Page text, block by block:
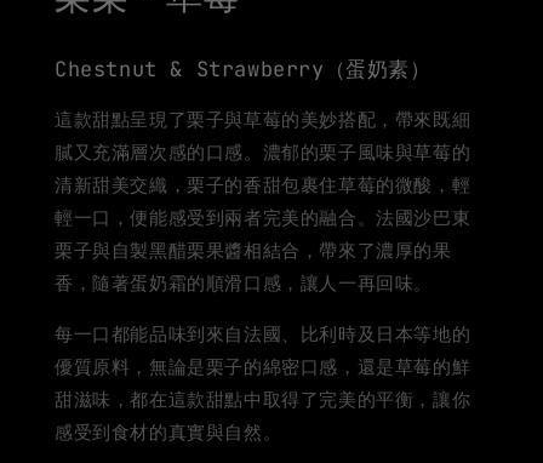
Chestnut & Strawberry（蛋奶素）
這款甜點呈現了栗子與草莓的美妙搭配，帶來既細
膩又充滿層次感的口感。濃郁的栗子風味與草莓的
清新甜美交織，栗子的香甜包裹住草莓的微酸，輕
輕一口，便能感受到兩者完美的融合。法國沙巴東
栗子與自製黑醋栗果醬相結合，帶來了濃厚的果
香，隨著蛋奶霜的順滑口感，讓人一再回味。
每一口都能品味到來自法國、比利時及日本等地的
優質原料，無論是栗子的綿密口感，還是草莓的鮮
甜滋味，都在這款甜點中取得了完美的平衡，讓你
感受到食材的真實與自然。